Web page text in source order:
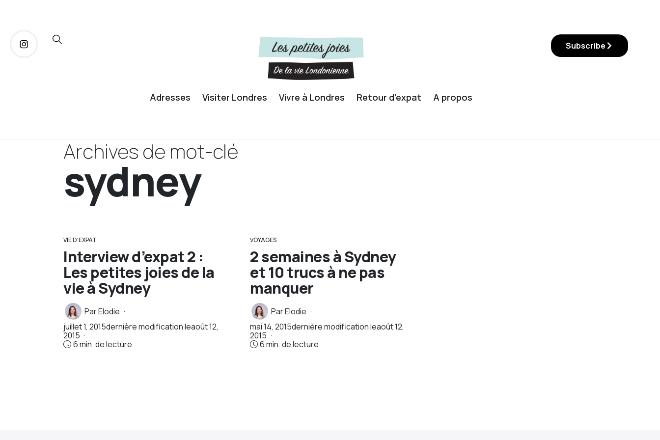
Adresses Visiter Londres Vivre à Londres Retour d’expat A propos
Subscribe
Archives de mot-clé
sydney
VIE D'EXPAT
Interview d’expat 2 :
Les petites joies de la
vie à Sydney
ParElodie
juillet 1, 2015dernière modification leaoût 12,
2015
6 min. de lecture
VOYAGES
2 semaines à Sydney
et 10 trucs à ne pas
manquer
ParElodie
mai 14, 2015dernière modification leaoût 12,
2015
6 min. de lecture